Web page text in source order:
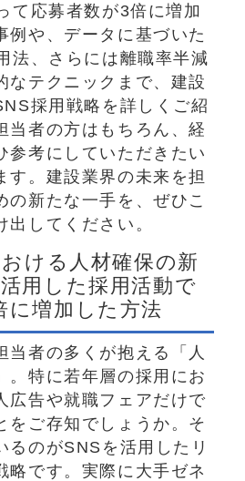
て応募者数が3倍に増加
例や、データに基づいた
法、さらには離職率半減
なテクニックまで、建設
採用戦略を詳しくご紹
当者の方はもちろん、経
参考にしていただきたい
す。建設業界の未来を担
の新たな一手を、ぜひこ
してください。
ける人材確保の新
用した採用活動で
に増加した方法
当者の多くが抱える「人
。特に若年層の採用にお
広告や就職フェアだけで
をご存知でしょうか。そ
るのがSNSを活用したリ
略です。実際に大手ゼネ